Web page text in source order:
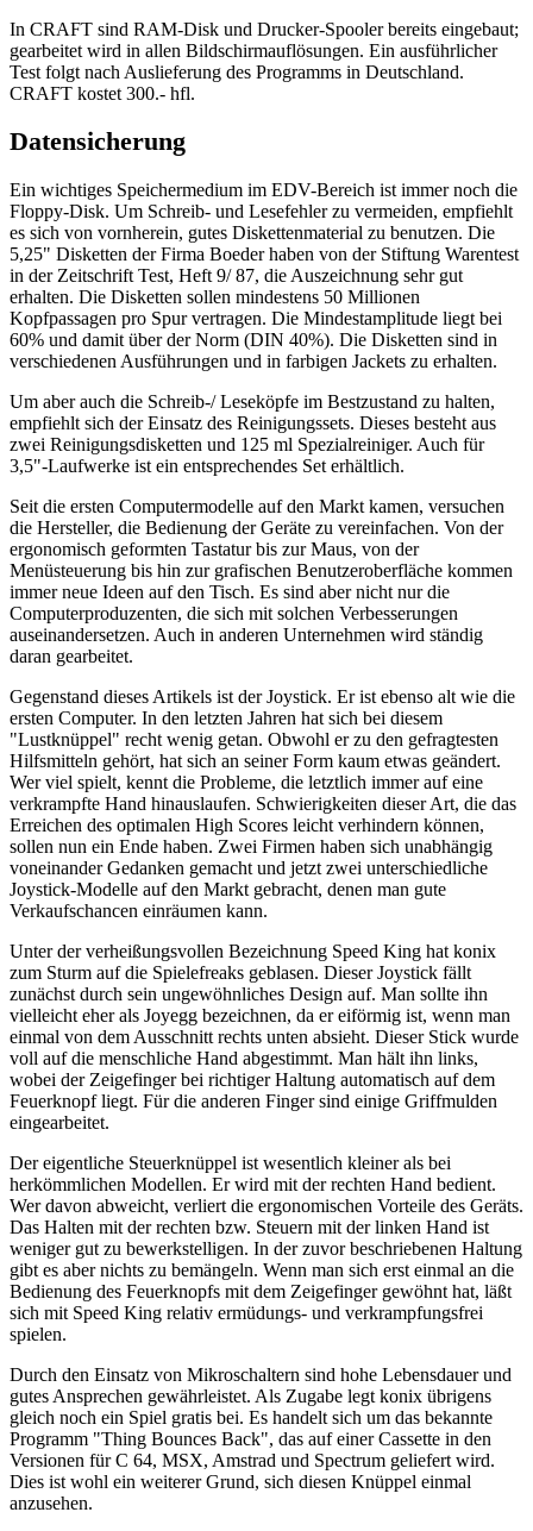
In CRAFT sind RAM-Disk und Drucker-Spooler bereits eingebaut;
gearbeitet wird in allen Bildschirmauflösungen. Ein ausführlicher
Test folgt nach Auslieferung des Programms in Deutschland.
CRAFT kostet 300.- hfl.
Datensicherung
Ein wichtiges Speichermedium im EDV-Bereich ist immer noch die
Floppy-Disk. Um Schreib- und Lesefehler zu vermeiden, empfiehlt
es sich von vornherein, gutes Diskettenmaterial zu benutzen. Die
5,25" Disketten der Firma Boeder haben von der Stiftung Warentest
in der Zeitschrift Test, Heft 9/ 87, die Auszeichnung sehr gut
erhalten. Die Disketten sollen mindestens 50 Millionen
Kopfpassagen pro Spur vertragen. Die Mindestamplitude liegt bei
60% und damit über der Norm (DIN 40%). Die Disketten sind in
verschiedenen Ausführungen und in farbigen Jackets zu erhalten.
Um aber auch die Schreib-/ Leseköpfe im Bestzustand zu halten,
empfiehlt sich der Einsatz des Reinigungssets. Dieses besteht aus
zwei Reinigungsdisketten und 125 ml Spezialreiniger. Auch für
3,5"-Laufwerke ist ein entsprechendes Set erhältlich.
Seit die ersten Computermodelle auf den Markt kamen, versuchen
die Hersteller, die Bedienung der Geräte zu vereinfachen. Von der
ergonomisch geformten Tastatur bis zur Maus, von der
Menüsteuerung bis hin zur grafischen Benutzeroberfläche kommen
immer neue Ideen auf den Tisch. Es sind aber nicht nur die
Computerproduzenten, die sich mit solchen Verbesserungen
auseinandersetzen. Auch in anderen Unternehmen wird ständig
daran gearbeitet.
Gegenstand dieses Artikels ist der Joystick. Er ist ebenso alt wie die
ersten Computer. In den letzten Jahren hat sich bei diesem
"Lustknüppel" recht wenig getan. Obwohl er zu den gefragtesten
Hilfsmitteln gehört, hat sich an seiner Form kaum etwas geändert.
Wer viel spielt, kennt die Probleme, die letztlich immer auf eine
verkrampfte Hand hinauslaufen. Schwierigkeiten dieser Art, die das
Erreichen des optimalen High Scores leicht verhindern können,
sollen nun ein Ende haben. Zwei Firmen haben sich unabhängig
voneinander Gedanken gemacht und jetzt zwei unterschiedliche
Joystick-Modelle auf den Markt gebracht, denen man gute
Verkaufschancen einräumen kann.
Unter der verheißungsvollen Bezeichnung Speed King hat konix
zum Sturm auf die Spielefreaks geblasen. Dieser Joystick fällt
zunächst durch sein ungewöhnliches Design auf. Man sollte ihn
vielleicht eher als Joyegg bezeichnen, da er eiförmig ist, wenn man
einmal von dem Ausschnitt rechts unten absieht. Dieser Stick wurde
voll auf die menschliche Hand abgestimmt. Man hält ihn links,
wobei der Zeigefinger bei richtiger Haltung automatisch auf dem
Feuerknopf liegt. Für die anderen Finger sind einige Griffmulden
eingearbeitet.
Der eigentliche Steuerknüppel ist wesentlich kleiner als bei
herkömmlichen Modellen. Er wird mit der rechten Hand bedient.
Wer davon abweicht, verliert die ergonomischen Vorteile des Geräts.
Das Halten mit der rechten bzw. Steuern mit der linken Hand ist
weniger gut zu bewerkstelligen. In der zuvor beschriebenen Haltung
gibt es aber nichts zu bemängeln. Wenn man sich erst einmal an die
Bedienung des Feuerknopfs mit dem Zeigefinger gewöhnt hat, läßt
sich mit Speed King relativ ermüdungs- und verkrampfungsfrei
spielen.
Durch den Einsatz von Mikroschaltern sind hohe Lebensdauer und
gutes Ansprechen gewährleistet. Als Zugabe legt konix übrigens
gleich noch ein Spiel gratis bei. Es handelt sich um das bekannte
Programm "Thing Bounces Back", das auf einer Cassette in den
Versionen für C 64, MSX, Amstrad und Spectrum geliefert wird.
Dies ist wohl ein weiterer Grund, sich diesen Knüppel einmal
anzusehen.